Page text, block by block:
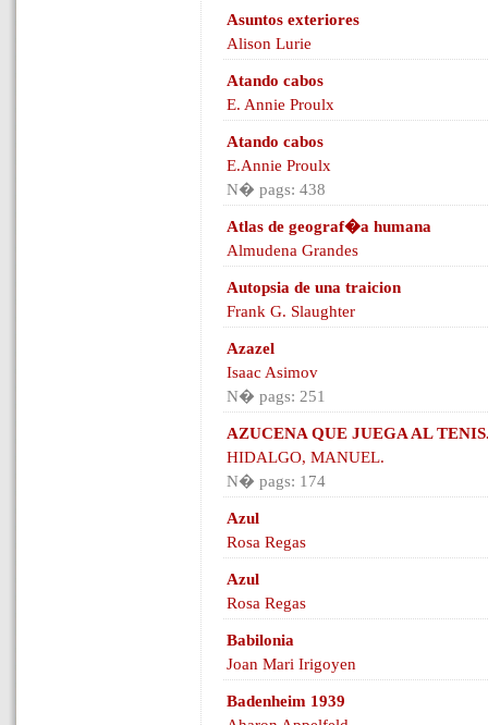
Asuntos exteriores
Alison Lurie
Atando cabos
E. Annie Proulx
Atando cabos
E.Annie Proulx
N� pags: 438
Atlas de geograf�a humana
Almudena Grandes
Autopsia de una traicion
Frank G. Slaughter
Azazel
Isaac Asimov
N� pags: 251
AZUCENA QUE JUEGA AL
HIDALGO, MANUEL.
N� pags: 174
Azul
Rosa Regas
Azul
Rosa Regas
Babilonia
Joan Mari Irigoyen
Badenheim 1939